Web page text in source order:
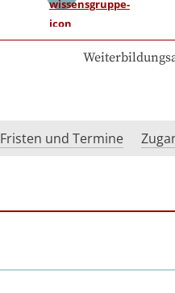
Fristen und Termine